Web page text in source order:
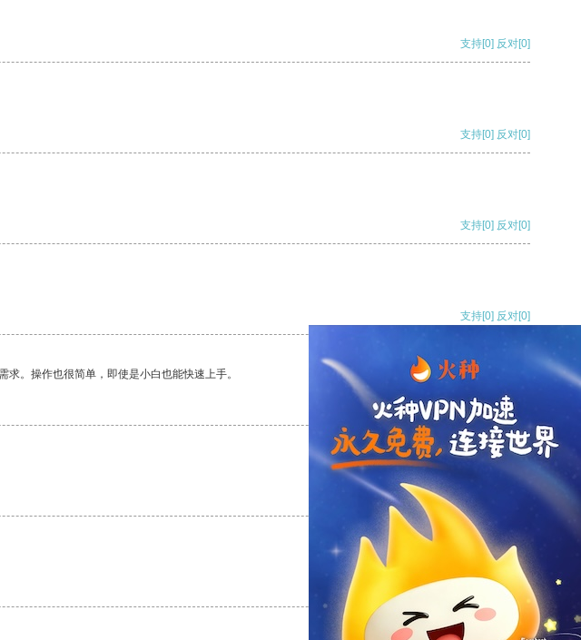
支持[0] 反对[0]
支持[0] 反对[0]
支持[0] 反对[0]
支持[0] 反对[0]
。操作也很简单，即使是小白也能快速上手。
支持[0] 反对
支持
反对 [0]